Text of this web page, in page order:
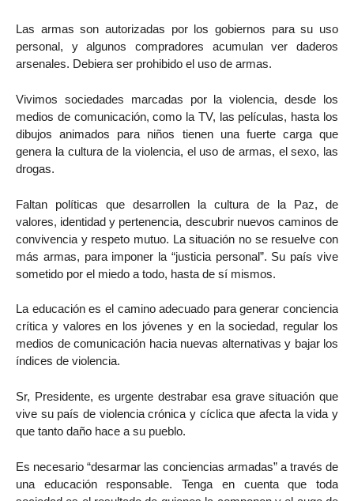
Las armas son autorizadas por los gobiernos para su uso
personal, y algunos compradores acumulan ver daderos
arsenales. Debiera ser prohibido el uso de armas.
Vivimos sociedades marcadas por la violencia, desde los
medios de comunicación, como la TV, las películas, hasta los
dibujos animados para niños tienen una fuerte carga que
genera la cultura de la violencia, el uso de armas, el sexo, las
drogas.
Faltan políticas que desarrollen la cultura de la Paz, de
valores, identidad y pertenencia, descubrir nuevos caminos de
convivencia y respeto mutuo. La situación no se resuelve con
más armas, para imponer la “justicia personal”. Su país vive
sometido por el miedo a todo, hasta de sí mismos.
La educación es el camino adecuado para generar conciencia
crítica y valores en los jóvenes y en la sociedad, regular los
medios de comunicación hacia nuevas alternativas y bajar los
índices de violencia.
Sr, Presidente, es urgente destrabar esa grave situación que
vive su país de violencia crónica y cíclica que afecta la vida y
que tanto daño hace a su pueblo.
Es necesario “desarmar las conciencias armadas” a través de
una educación responsable. Tenga en cuenta que toda